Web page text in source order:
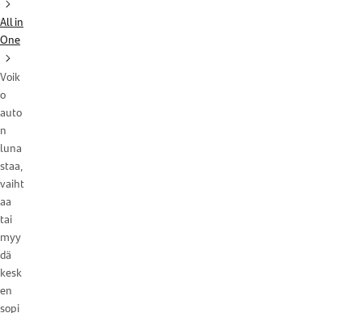
All in
One
Voik
o
auto
n
luna
staa,
vaiht
aa
tai
myy
dä
kesk
en
sopi